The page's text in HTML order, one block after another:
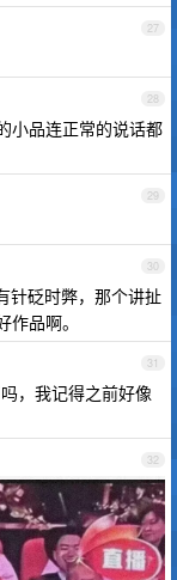
27
28
小品连正常的说话都
29
30
针砭时弊，那个讲扯
品啊。
31
，我记得之前好像
32